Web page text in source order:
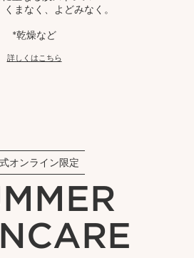
くまなく、よどみなく。​
*乾燥など​
詳しくはこちら
オンライン限定